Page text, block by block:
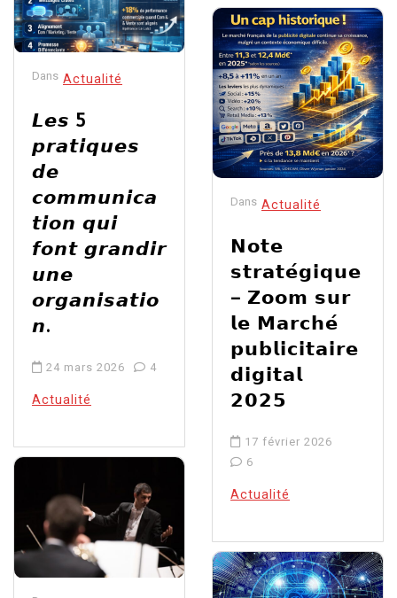
Dans Actualité
𝙇𝙚𝙨 5
𝙥𝙧𝙖𝙩𝙞𝙦𝙪𝙚𝙨
𝙙𝙚
𝙘𝙤𝙢𝙢𝙪𝙣𝙞𝙘𝙖
𝙩𝙞𝙤𝙣 𝙦𝙪𝙞
𝙛𝙤𝙣𝙩 𝙜𝙧𝙖𝙣𝙙𝙞𝙧
𝙪𝙣𝙚
𝙤𝙧𝙜𝙖𝙣𝙞𝙨𝙖𝙩𝙞𝙤
𝙣.
24 mars 2026 4
Actualité
Dans Actualité
𝗡𝗼𝘁𝗲
𝘀𝘁𝗿𝗮𝘁𝗲́𝗴𝗶𝗾𝘂𝗲
– 𝗭𝗼𝗼𝗺 𝘀𝘂𝗿
𝗹𝗲 𝗠𝗮𝗿𝗰𝗵𝗲́
𝗽𝘂𝗯𝗹𝗶𝗰𝗶𝘁𝗮𝗶𝗿𝗲
𝗱𝗶𝗴𝗶𝘁𝗮𝗹
𝟮𝟬𝟮𝟱
17 février 2026
6
Actualité